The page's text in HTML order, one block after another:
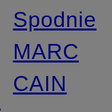
Spodnie
MARC
CAIN